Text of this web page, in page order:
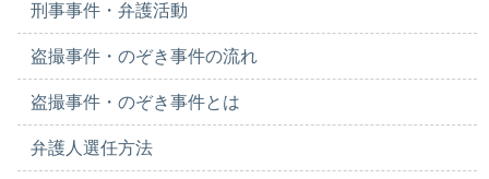
刑事事件・弁護活動
盗撮事件・のぞき事件の流れ
盗撮事件・のぞき事件とは
弁護人選任方法